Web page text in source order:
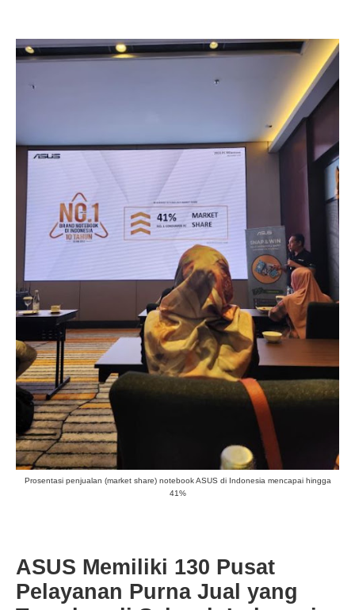
Prosentasi penjualan (market share) notebook ASUS di Indonesia mencapai hingga
41%
ASUS Memiliki 130 Pusat
Pelayanan Purna Jual yang